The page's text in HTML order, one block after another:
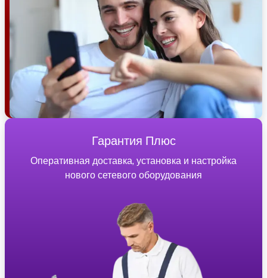
Гарантия Плюс
Оперативная доставка, установка и настройка
нового сетевого оборудования